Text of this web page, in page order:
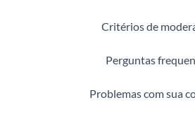
Critérios de
Perguntas
Problemas com sua